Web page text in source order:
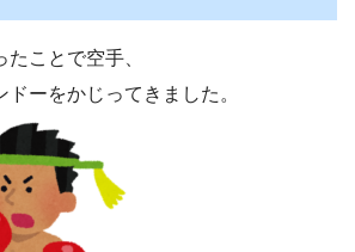
ことで空手、
ドーをかじってきました。